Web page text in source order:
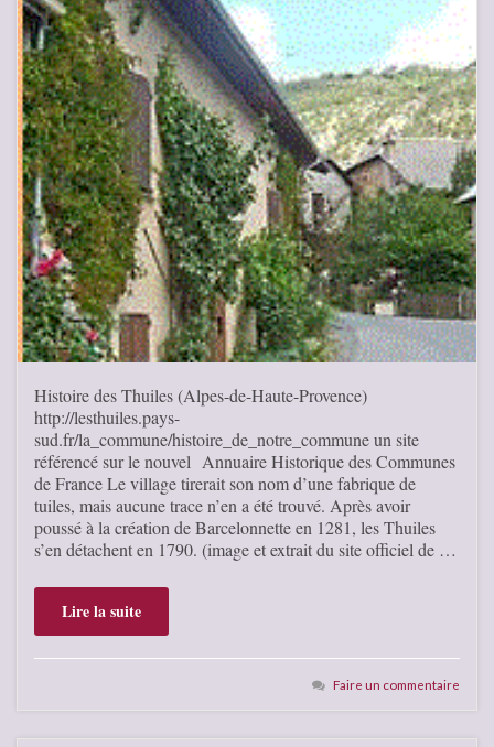
Histoire des Thuiles (Alpes-de-Haute-Provence)
http://lesthuiles.pays-
sud.fr/la_commune/histoire_de_notre_commune un site
référencé sur le nouvel Annuaire Historique des Communes
de France Le village tirerait son nom d’une fabrique de
tuiles, mais aucune trace n’en a été trouvé. Après avoir
poussé à la création de Barcelonnette en 1281, les Thuiles
s’en détachent en 1790. (image et extrait du site officiel de …
Lire la suite
Faire un commentaire